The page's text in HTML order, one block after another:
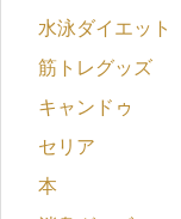
水泳ダイエット
筋トレグッズ
キャンドゥ
セリア
本